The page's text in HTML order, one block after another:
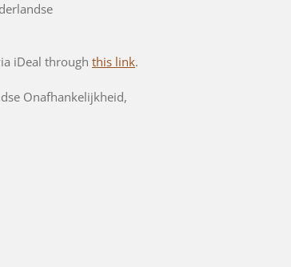
iDeal through this link.
Onafhankelijkheid,